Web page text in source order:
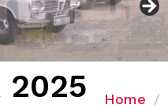
2025
Home